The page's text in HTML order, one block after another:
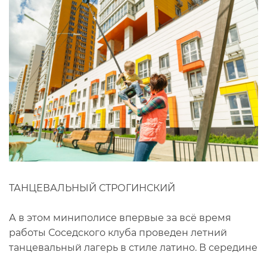
ТАНЦЕВАЛЬНЫЙ СТРОГИНСКИЙ
А в этом миниполисе впервые за всё время
работы Соседского клуба проведен летний
танцевальный лагерь в стиле латино. В середине